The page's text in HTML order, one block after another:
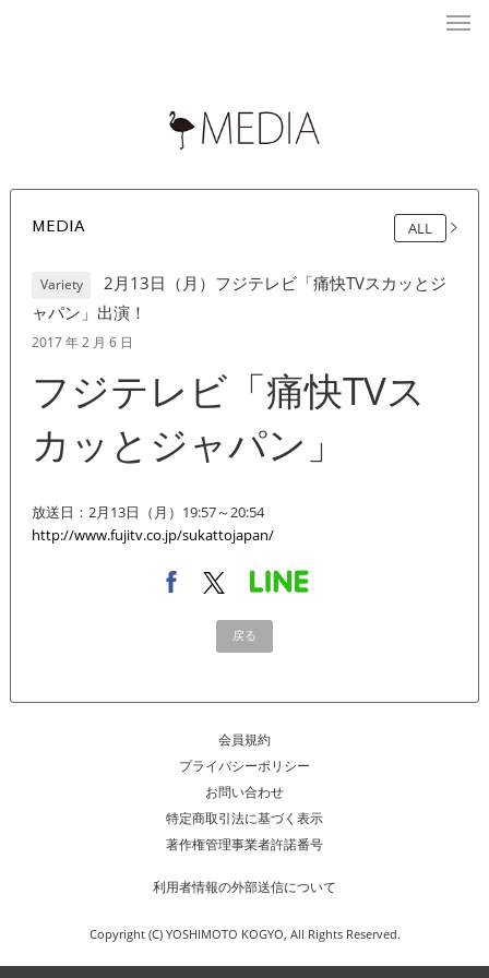
MEDIA ALL
Variety
2月13日（月）フジテレビ「痛快TVスカッとジ
ャパン」出演！
2017 年 2 月 6 日
フジテレビ「痛快TVス
カッとジャパン」
放送日：2月13日（月）19:57～20:54
http://www.fujitv.co.jp/sukattojapan/
戻る
会員規約
プライバシーポリシー
お問い合わせ
特定商取引法に基づく表示
著作権管理事業者許諾番号
利用者情報の外部送信について
Copyright (C) YOSHIMOTO KOGYO, All Rights Reserved.